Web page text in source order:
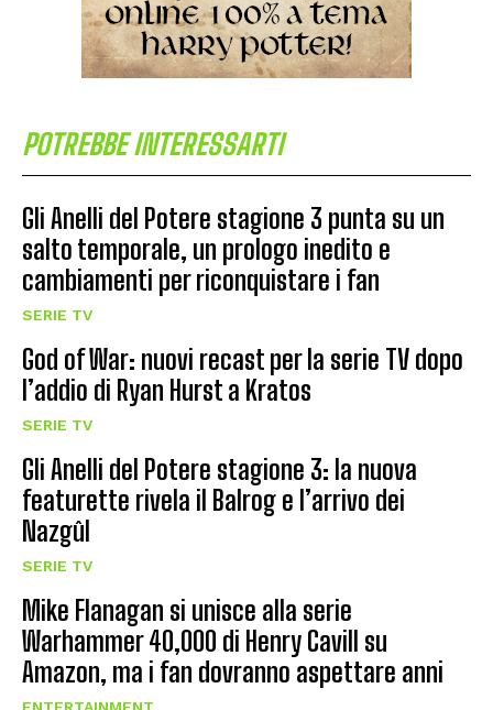
POTREBBE INTERESSARTI
Gli Anelli del Potere stagione 3 punta su un
salto temporale, un prologo inedito e
cambiamenti per riconquistare i fan
SERIE TV
God of War: nuovi recast per la serie TV dopo
l’addio di Ryan Hurst a Kratos
SERIE TV
Gli Anelli del Potere stagione 3: la nuova
featurette rivela il Balrog e l’arrivo dei
Nazgûl
SERIE TV
Mike Flanagan si unisce alla serie
Warhammer 40,000 di Henry Cavill su
Amazon, ma i fan dovranno aspettare anni
ENTERTAINMENT